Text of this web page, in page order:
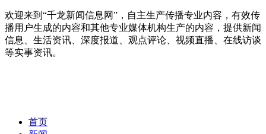
欢迎来到“千龙新闻信息网”，自主生产传播专业内容，有效传
播用户生成的内容和其他专业媒体机构生产的内容，提供新闻
信息、生活资讯、深度报道、观点评论、视频直播、在线访谈
等实事资讯。
首页